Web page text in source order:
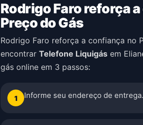
Rodrigo Faro reforça
Preço do Gás
Rodrigo Faro reforça a confiança no
encontrar Telefone Liquigás em
gás online em 3 passos:
1 Informe seu endereço de entrega.